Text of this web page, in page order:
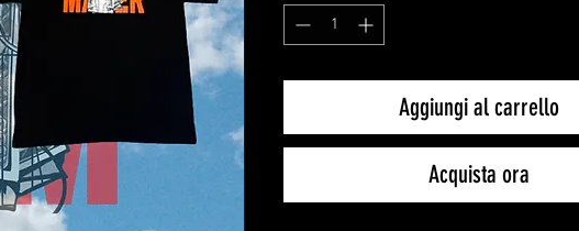
Aggiungi al carrello
Acquista ora